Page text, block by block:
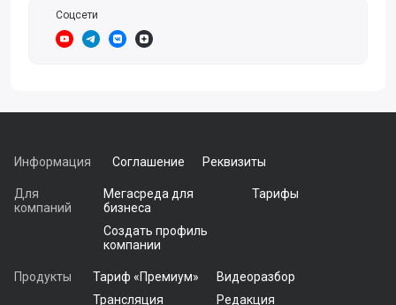
Соцсети
https://www.youtube.com/channel/UC0Cae4wgOCEG4XRP_ihez8Q
https://t.me/finamalert
https://vk.com/finam_ru
https://zen.yandex.ru/finam.ru
Информация Соглашение Реквизиты
Для
компаний
Мегасреда для
бизнеса
Тарифы
Создать профиль
компании
Продукты Тариф «Премиум»
Видеоразбор
Трансляция
Редакция